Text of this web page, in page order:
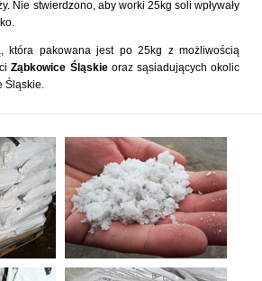
Nie stwierdzono, aby worki 25kg soli wpływały
która pakowana jest po 25kg z możliwością
Ząbkowice Śląskieoraz sąsiadujących okolic
Śląskie.